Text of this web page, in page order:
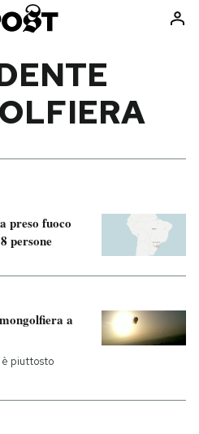
Libri
Ok Boomer!
Europa
Mondiali calcio 2026
preso fuoco
persone
a
piuttosto